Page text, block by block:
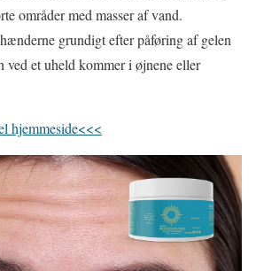
områder med masser af vand.
grundigt efter påføring af gelen
ved et uheld kommer i øjnene eller
hjemmeside<<<